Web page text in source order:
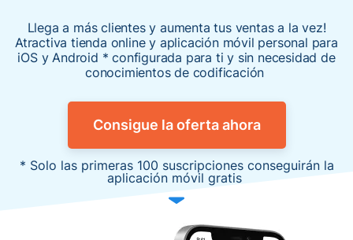
Llega a más clientes y aumenta tus ventas a la vez!
Atractiva tienda online y aplicación móvil personal para
iOS y Android * configurada para ti y sin necesidad de
conocimientos de codificación ​
Consigue la oferta ahora
* Solo las primeras 100 suscripciones conseguirán la
aplicación móvil gratis ​